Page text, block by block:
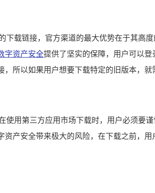
下载链接，官方渠道的最大优势在于其高
字资产安全提供了坚实的保障，用户可以
所以如果用户想要下载特定的旧版本，
使用第三方应用市场下载时，用户必须要
产安全带来极大的风险，在下载之前，